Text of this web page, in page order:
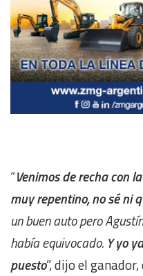
“Venimos de recha con
muy repentino, no sé ni
un buen auto pero
había equivocado. Y yo
puesto”, dijo el